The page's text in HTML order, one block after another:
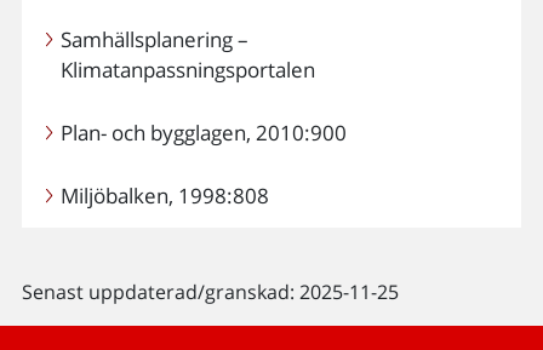
Samhällsplanering –
Klimatanpassningsportalen
Plan- och bygglagen, 2010:900
Miljöbalken, 1998:808
Senast uppdaterad/granskad: 2025-11-25